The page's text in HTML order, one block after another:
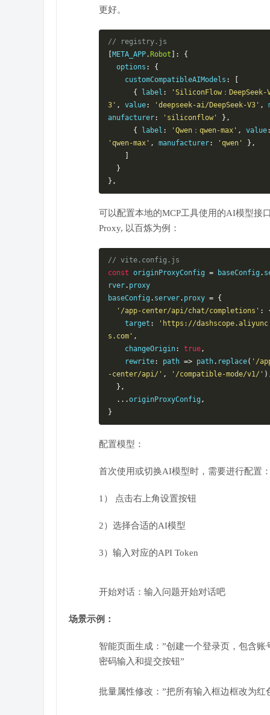
更好。
// registry.js
META_APP. Robot ]:
{
  options
:
{
    customCompatibleAIModels
:
{
label :
'SiliconFlow：DeepSeek-
3' , value: 'deepseek-ai/DeepSeek-V3' ,
anufacturer: 'siliconflow'
},
{
label : 'Qwen：qwen-max' , value:
'qwen-max' , manufacturer: 'qwen'
},
}
},
可以配置本地的MCP工具使用的AI模型接口
Proxy, 以百炼为例：
// vite.config.js
const originProxyConfig = baseConfig .
rver. proxy
baseConfig . server. proxy = {
'/app-center/api/chat/completions' :
    target
:
'https://dashscope.aliyunc
s.com' ,
    changeOrigin
: true,
    rewrite
: path => path. replace( '/
-center/api/' , '/compatible-mode/v1/'
},
...originProxyConfig ,
}
配置模型：
首次使用或切换AI模型时，需要进行配置：
1） 点击右上角设置按钮
2）选择合适的AI模型
3）输入对应的API Token
开始对话：输入问题开始对话吧
场景示例：
智能页面生成：”创建一个登录页，包含账
密码输入和提交按钮”
批量属性修改：”把所有输入框边框改为红